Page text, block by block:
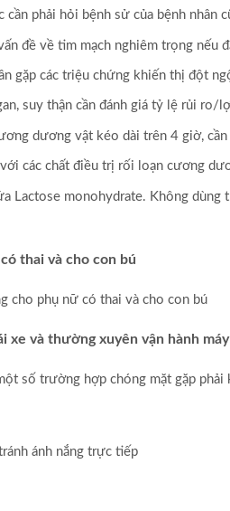
cần phải hỏi bệnh sử của bệnh
đề về tim mạch nghiêm trọng
gặp các triệu chứng khiến thị đột
suy thận cần đánh giá tỷ lệ rủi
dương vật kéo dài trên 4 giờ,
các chất điều trị rối loạn cương
Lactose monohydrate. Không
thai và cho con bú
cho phụ nữ có thai và cho con bú
xe và thường xuyên vận hành
số trường hợp chóng mặt gặp
ánh nắng trực tiếp